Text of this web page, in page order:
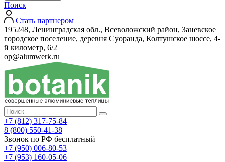
Поиск
Стать партнером
195248, Ленинградская обл., Всеволожский район, Заневское
городское поселение, деревня Суоранда, Колтушское шоссе, 4-
й километр, 6/2
op@alumwerk.ru
+7 (812) 317-75-84
8 (800) 550-41-38
Звонок по РФ бесплатный
+7 (950) 006-80-53
+7 (953) 160-05-06